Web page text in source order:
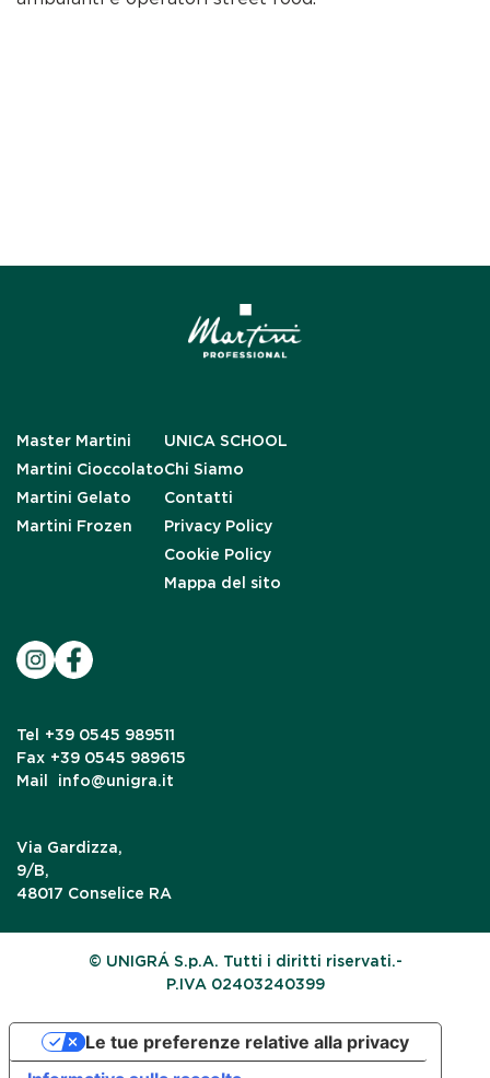
Master Martini
Martini Cioccolato
Martini Gelato
Martini Frozen
UNICA SCHOOL
Chi Siamo
Contatti
Privacy Policy
Cookie Policy
Mappa del sito
Tel
+39 0545 989511
Fax +39 0545 989615
Mail
info@unigra.it
Via Gardizza,
9/B,
48017 Conselice RA
© UNIGRÁ S.p.A. Tutti i diritti riservati.-
P.IVA 02403240399
Le tue preferenze relative alla privacy